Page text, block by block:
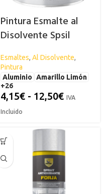
Pintura Esmalte al
Disolvente Spsil
Esmaltes, Al Disolvente,
Pintura
Aluminio Amarillo Limón
+26
4,15€ - 12,50€ IVA
Incluido